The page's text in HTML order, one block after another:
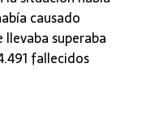
causado
superaba
fallecidos